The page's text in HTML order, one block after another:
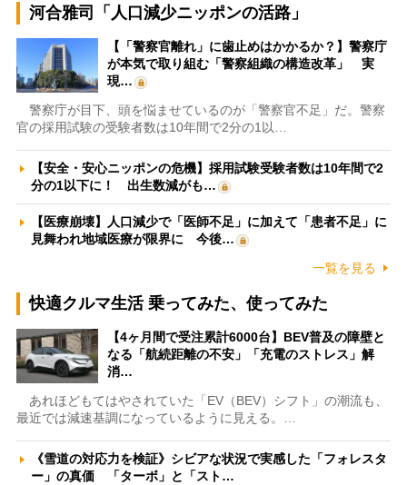
河合雅司「人口減少ニッポンの活路」
【「警察官離れ」に歯止めはかかるか？】警察庁
が本気で取り組む「警察組織の構造改革」 実
現…
警察庁が目下、頭を悩ませているのが「警察官不足」だ。警察
官の採用試験の受験者数は10年間で2分の1以…
【安全・安心ニッポンの危機】採用試験受験者数は10年間で2
分の1以下に！ 出生数減がも…
【医療崩壊】人口減少で「医師不足」に加えて「患者不足」に
見舞われ地域医療が限界に 今後…
一覧を見る
快適クルマ生活 乗ってみた、使ってみた
【4ヶ月間で受注累計6000台】BEV普及の障壁と
なる「航続距離の不安」「充電のストレス」解
消…
あれほどもてはやされていた「EV（BEV）シフト」の潮流も、
最近では減速基調になっているように見える。…
《雪道の対応力を検証》シビアな状況で実感した「フォレスタ
ー」の真価 「ターボ」と「スト…